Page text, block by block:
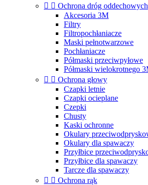
  Ochrona dróg oddechowych
Akcesoria 3M
Filtry
Filtropochłaniacze
Maski pełnotwarzowe
Pochłaniacze
Półmaski przeciwpyłowe
Półmaski wielokrotnego
  Ochrona głowy
Czapki letnie
Czapki ocieplane
Czepki
Chusty
Kaski ochronne
Okulary
Okulary dla spawaczy
Przyłbice
Przyłbice dla spawaczy
Tarcze dla spawaczy
  Ochrona rąk